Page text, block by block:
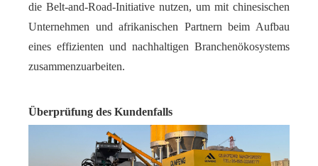
die Belt-and-Road-Initiative nutzen, um mit chinesischen
Unternehmen und afrikanischen Partnern beim Aufbau
eines effizienten und nachhaltigen Branchenökosystems
zusammenzuarbeiten.
Überprüfung des Kundenfalls